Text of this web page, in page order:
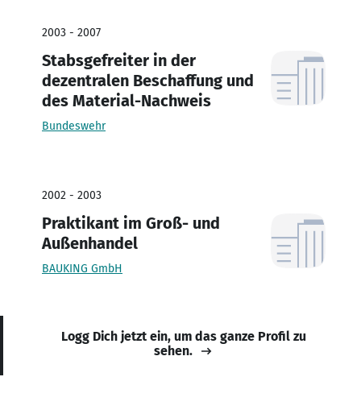
2003 - 2007
Stabsgefreiter in der
dezentralen Beschaffung und
des Material-Nachweis
Bundeswehr
2002 - 2003
Praktikant im Groß- und
Außenhandel
BAUKING GmbH
Logg Dich jetzt ein, um das ganze Profil zu
sehen.